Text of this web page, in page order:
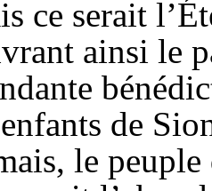
ce serait
ainsi le
de
le